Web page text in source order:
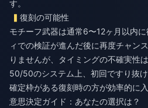
す。
復刻の可能性
モチーフ武器は通常6〜12ヶ月以内
ィでの検証が進んだ後に再度チャン
りませんが、タイミングの不確実性は
50/50のシステム上、初回ですり抜け
確定枠がある復刻時の方が効率的に
意思決定ガイド：あなたの選択は？